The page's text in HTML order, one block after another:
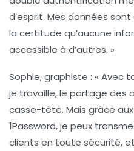
d’esprit. Mes données
la certitude qu’aucune
accessible à d’autres. »
Sophie, graphiste : « Avec
je travaille, le partage des
casse-tête. Mais grâce aux
1Password, je peux
clients en toute sécurité,